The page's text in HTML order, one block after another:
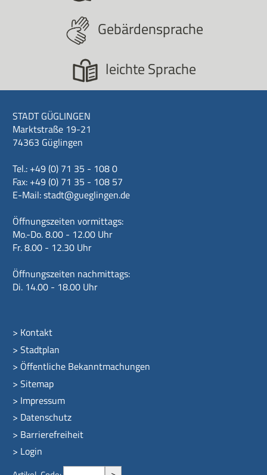
Gebärdensprache
leichte Sprache
STADT GÜGLINGEN
Marktstraße 19-21
74363 Güglingen
Tel.: +49 (0) 71 35 - 108 0
Fax: +49 (0) 71 35 - 108 57
E-Mail:stadt@gueglingen.de
Öffnungszeiten vormittags:
Mo.-Do. 8.00 - 12.00 Uhr
Fr. 8.00 - 12.30 Uhr
Öffnungszeiten nachmittags:
Di. 14.00 - 18.00 Uhr
> Kontakt
> Stadtplan
> Öffentliche Bekanntmachungen
> Sitemap
> Impressum
> Datenschutz
> Barrierefreiheit
> Login